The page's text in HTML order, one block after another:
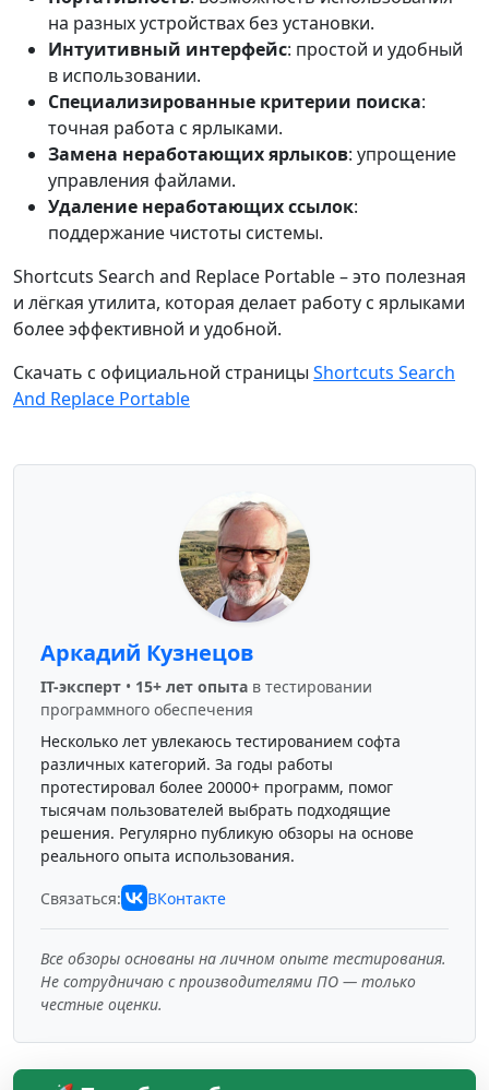
на разных устройствах без установки.
Интуитивный интерфейс: простой и удобный
в использовании.
Специализированные критерии поиска:
точная работа с ярлыками.
Замена неработающих ярлыков: упрощение
управления файлами.
Удаление неработающих ссылок:
поддержание чистоты системы.
Shortcuts Search and Replace Portable – это полезная
и лёгкая утилита, которая делает работу с ярлыками
более эффективной и удобной.
Скачать с официальной страницы Shortcuts Search
And Replace Portable
Аркадий Кузнецов
IT-эксперт • 15+ лет опыта в тестировании
программного обеспечения
Несколько лет увлекаюсь тестированием софта
различных категорий. За годы работы
протестировал более 20000+ программ, помог
тысячам пользователей выбрать подходящие
решения. Регулярно публикую обзоры на основе
реального опыта использования.
Связаться: ВКонтакте
Все обзоры основаны на личном опыте тестирования.
Не сотрудничаю с производителями ПО — только
честные оценки.